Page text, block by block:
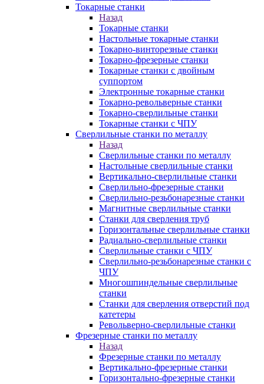
Токарные станки
Назад
Токарные станки
Настольные токарные станки
Токарно-винторезные станки
Токарно-фрезерные станки
Токарные станки с двойным
суппортом
Электронные токарные станки
Токарно-револьверные станки
Токарно-сверлильные станки
Токарные станки с ЧПУ
Сверлильные станки по металлу
Назад
Сверлильные станки по металлу
Настольные сверлильные станки
Вертикально-сверлильные станки
Сверлильно-фрезерные станки
Сверлильно-резьбонарезные станки
Магнитные сверлильные станки
Станки для сверления труб
Горизонтальные сверлильные станки
Радиально-сверлильные станки
Сверлильные станки с ЧПУ
Сверлильно-резьбонарезные станки с
ЧПУ
Многошпиндельные сверлильные
станки
Станки для сверления отверстий под
катетеры
Револьверно-сверлильные станки
Фрезерные станки по металлу
Назад
Фрезерные станки по металлу
Вертикально-фрезерные станки
Горизонтально-фрезерные станки